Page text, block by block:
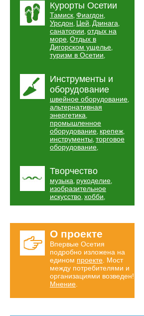
Курорты Осетии
Тамиск, Фиагдон,
Урсдон, Цей, Дзинага,
санатории, отдых на
море, Отдых в
Дигорском ущелье,
туризм в Осетии,
Инструменты и
оборудование
швейное оборудование,
альтернативная
энергетика,
промышленное
оборудование, крепеж,
инструменты, торговое
оборудование,
Творчество
музыка, рукоделие,
изобразительное
искусство, хобби,
О проекте
Впервые Осетия
подробно изложена на
едином проекте . Мост
между потребителями и
организациями возведен!
Мнение